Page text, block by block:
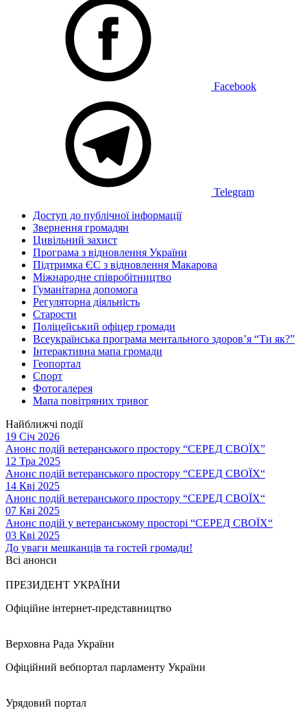
Facebook
Telegram
Доступ до публічної інформації
Звернення громадян
Цивільний захист
Програма з відновлення України
Підтримка ЄС з відновлення Макарова
Міжнародне співробітництво
Гуманітарна допомога
Регуляторна діяльність
Старости
Поліцейський офіцер громади
Всеукраїнська програма ментального здоров’я “Ти як?”
Інтерактивна мапа громади
Геопортал
Спорт
Фотогалерея
Мапа повітряних тривог
Найближчі події
19 Січ 2026
Анонс подій ветеранського простору “СЕРЕД СВОЇХ”
12 Тра 2025
Анонс подій ветеранського простору “СЕРЕД СВОЇХ“
14 Кві 2025
Анонс подій ветеранського простору “СЕРЕД СВОЇХ“
07 Кві 2025
Анонс подій у ветеранському просторі “СЕРЕД СВОЇХ“
03 Кві 2025
До уваги мешканців та гостей громади!
Всі анонси
ПРЕЗИДЕНТ УКРАЇНИ
Офіційне інтернет-представництво
Верховна Рада України
Офіційний вебпортал парламенту України
Урядовий портал